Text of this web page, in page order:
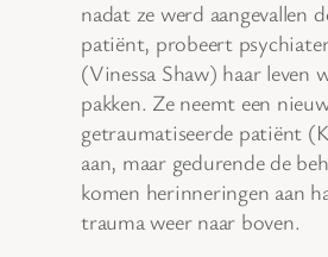
nadat ze werd aangevallen
patiënt, probeert
(Vinessa Shaw) haar leven
pakken. Ze neemt een
getraumatiseerde patiënt
aan, maar gedurende de
komen herinneringen aan
trauma weer naar boven.